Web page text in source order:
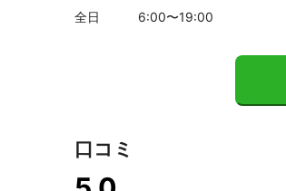
答をちょうだいしております。クオ
全日 6:00〜19:00
口コミ